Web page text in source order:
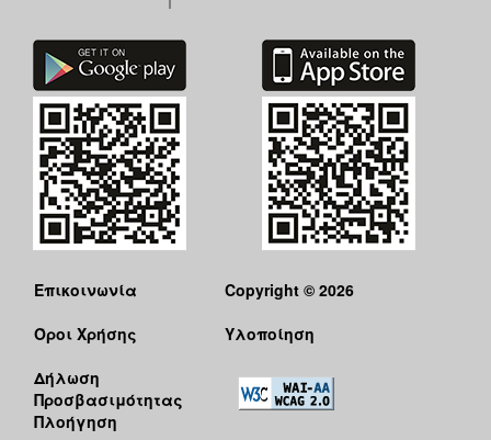
Επικοινωνία
Όροι Χρήσης
Δήλωση
Προσβασιμότητας
Πλοήγηση
Copyright © 2026
Υλοποίηση